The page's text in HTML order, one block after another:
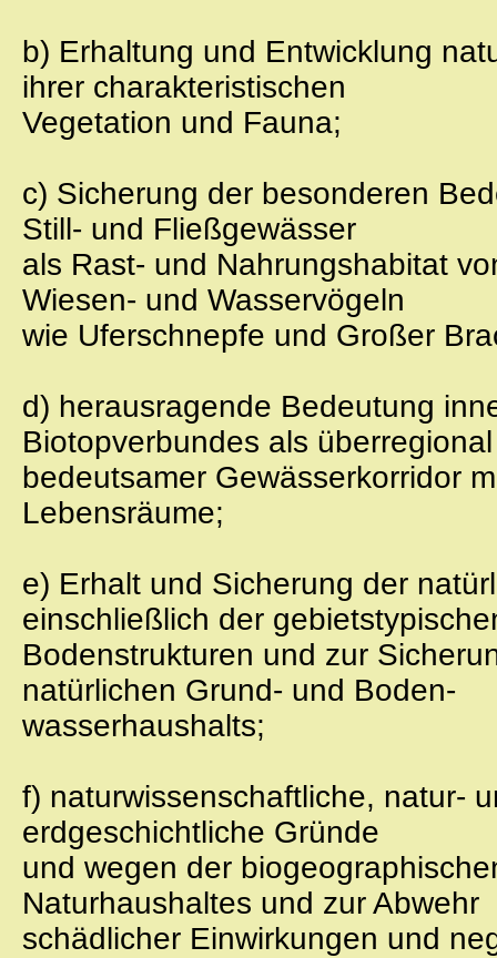
b) Erhaltung und Entwicklung
ihrer charakteristischen
Vegetation und Fauna;
c) Sicherung der besonderen
Still- und Fließgewässer
als Rast- und Nahrungshabitat
Wiesen- und Wasservögeln
wie Uferschnepfe und Großer
d) herausragende Bedeutung
Biotopverbundes als überregional
bedeutsamer Gewässerkorridor
Lebensräume;
e) Erhalt und Sicherung der
einschließlich der
Bodenstrukturen und zur
natürlichen Grund- und Boden-
wasserhaushalts;
f) naturwissenschaftliche, natur-
erdgeschichtliche Gründe
und wegen der
Naturhaushaltes und zur Abwehr
schädlicher Einwirkungen und